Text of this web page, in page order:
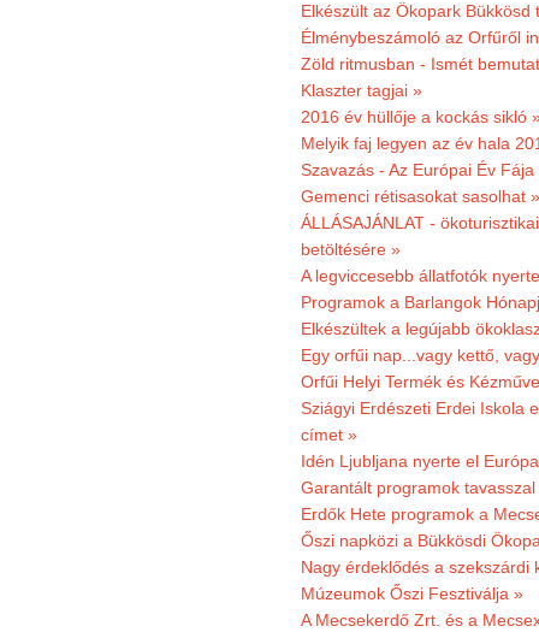
Elkészült az Ökopark
Élménybeszámoló az Orfűről
Zöld ritmusban - Ismét
Klaszter tagjai »
2016 év hüllője a kockás sikló
Melyik faj legyen az év hala
Szavazás - Az Európai Év
Gemenci rétisasokat sasolhat »
ÁLLÁSAJÁNLAT -
betöltésére »
A legviccesebb állatfotók
Programok a Barlangok
Elkészültek a legújabb
Egy orfűi nap...vagy kettő,
Orfűi Helyi Termék és
Sziágyi Erdészeti Erdei Iskola
címet »
Idén Ljubljana nyerte el
Garantált programok tavasszal
Erdők Hete programok a
Őszi napközi a Bükkösdi
Nagy érdeklődés a szekszárdi
Múzeumok Őszi Fesztiválja »
A Mecsekerdő Zrt. és a